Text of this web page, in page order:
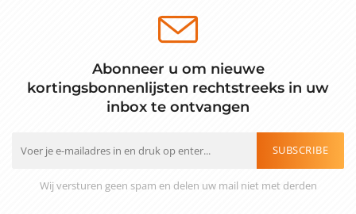
Abonneer u om nieuwe
kortingsbonnenlijsten rechtstreeks in uw
inbox te ontvangen
SUBSCRIBE
Wij versturen geen spam en delen uw mail niet met derden